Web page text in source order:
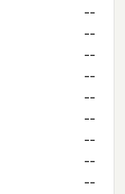
--
--
--
--
--
--
--
--
--